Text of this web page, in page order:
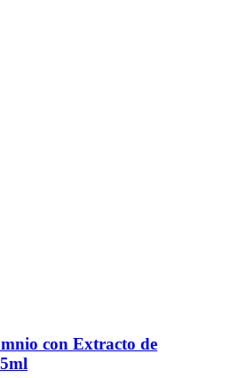
con Extracto de